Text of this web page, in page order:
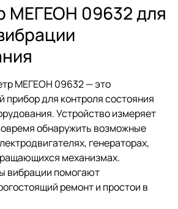
МЕГЕОН 09632 для
МЕГЕОН 09632 — это
для контроля состояния
Устройство измеряет
обнаружить возможные
генераторах,
механизмах.
вибрации помогают
ремонт и простои в